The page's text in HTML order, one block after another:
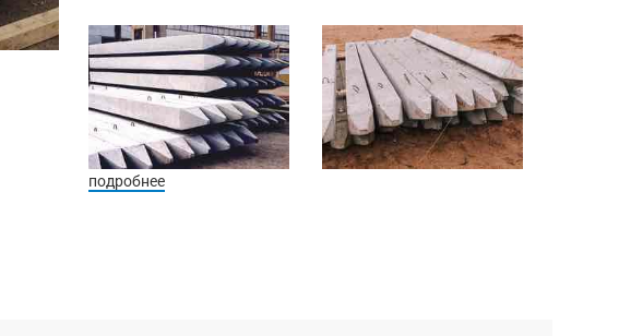
подробнее